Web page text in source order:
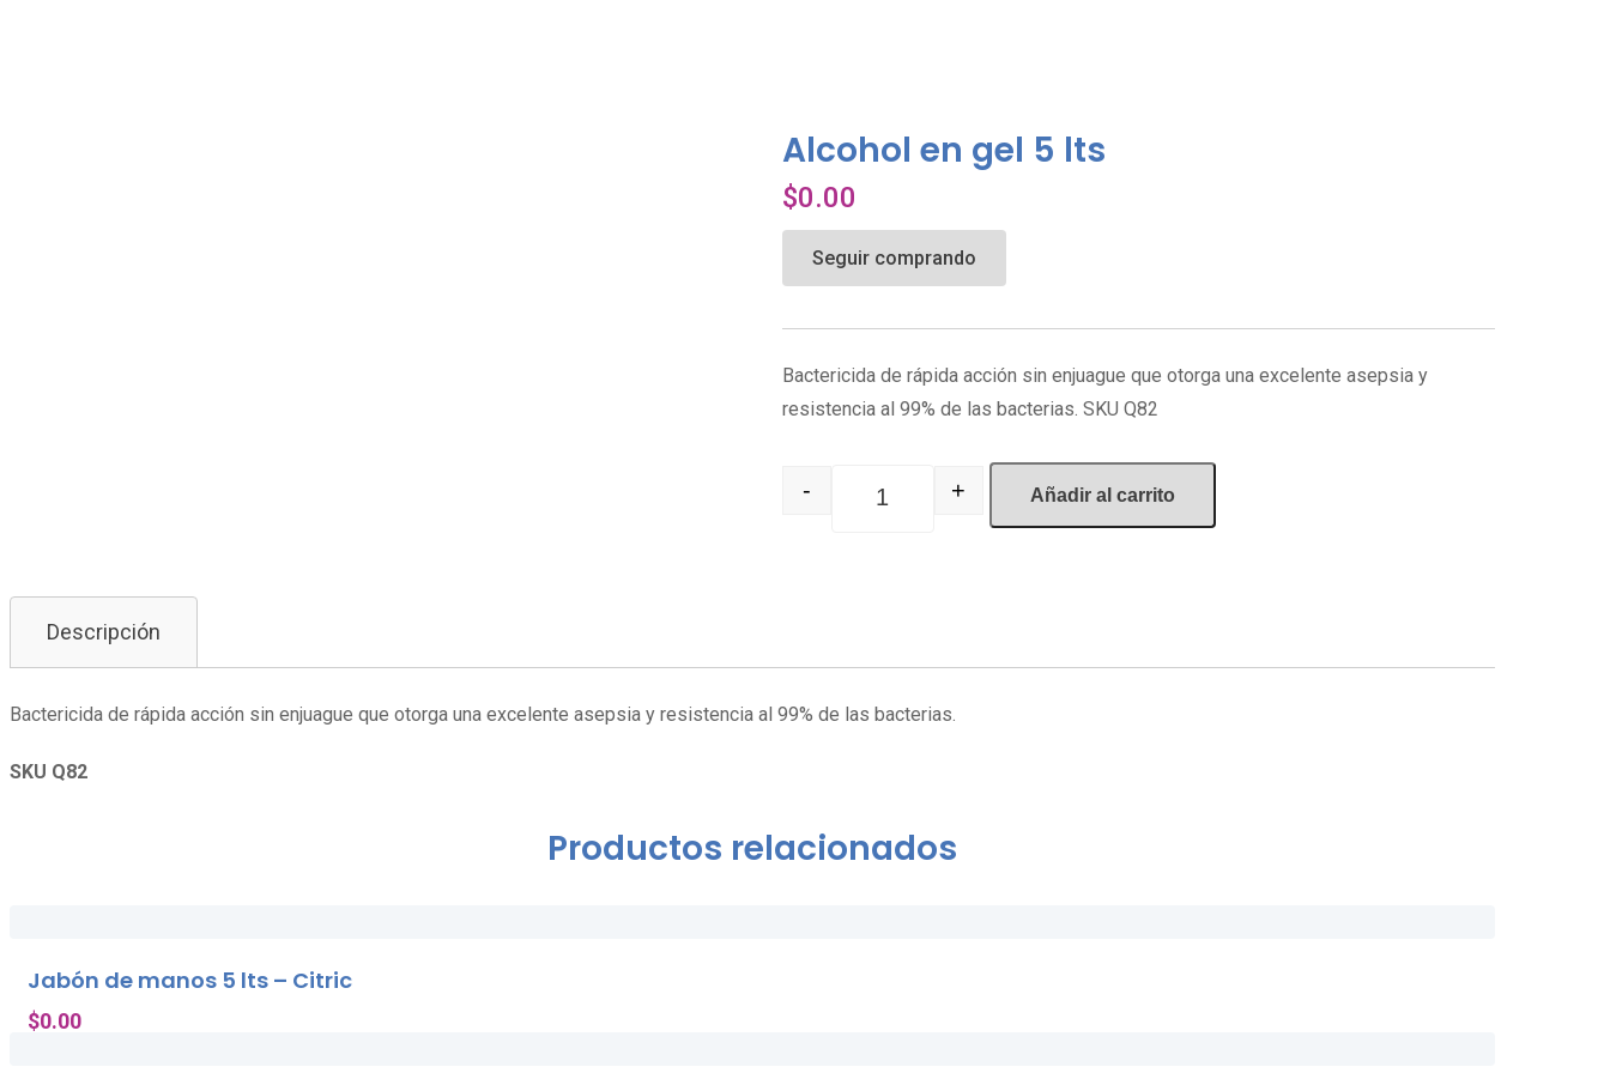
Alcohol en gel 5 lts
$0.00
Seguir comprando
Bactericida de rápida acción sin enjuague que otorga una excelente asepsia y
resistencia al 99% de las bacterias. SKU Q82
Quantity
- + Añadir al carrito
Descripción
Bactericida de rápida acción sin enjuague que otorga una excelente asepsia y resistencia al 99% de las bacterias.
SKU Q82
Productos relacionados
Jabón de manos 5 lts – Citric
$0.00